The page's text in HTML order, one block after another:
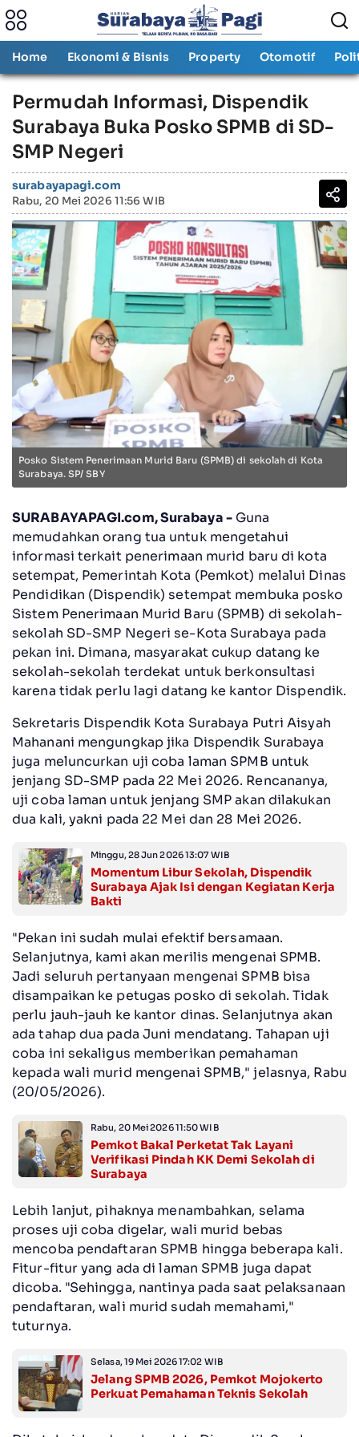
Home Ekonomi & Bisnis Property Otomotif
Permudah Informasi, Dispendik
Surabaya Buka Posko SPMB di SD-
SMP Negeri
surabayapagi.com
Rabu, 20 Mei 2026 11:56 WIB
Posko Sistem Penerimaan Murid Baru (SPMB) di sekolah di Kota
Surabaya. SP/ SBY
SURABAYAPAGI.com, Surabaya -Guna
memudahkan orang tua untuk mengetahui
informasi terkait penerimaan murid baru di kota
setempat, Pemerintah Kota (Pemkot) melalui Dinas
Pendidikan (Dispendik) setempat membuka posko
Sistem Penerimaan Murid Baru (SPMB) di sekolah-
sekolah SD-SMP Negeri se-Kota Surabaya pada
pekan ini. Dimana, masyarakat cukup datang ke
sekolah-sekolah terdekat untuk berkonsultasi
karena tidak perlu lagi datang ke kantor Dispendik.
Sekretaris Dispendik Kota Surabaya Putri Aisyah
Mahanani mengungkap jika Dispendik Surabaya
juga meluncurkan uji coba laman SPMB untuk
jenjang SD-SMP pada 22 Mei 2026. Rencananya,
uji coba laman untuk jenjang SMP akan dilakukan
dua kali, yakni pada 22 Mei dan 28 Mei 2026.
Minggu, 28 Jun 2026 13:07 WIB
Momentum Libur Sekolah, Dispendik
Surabaya Ajak Isi dengan Kegiatan Kerja
Bakti
"Pekan ini sudah mulai efektif bersamaan.
Selanjutnya, kami akan merilis mengenai SPMB.
Jadi seluruh pertanyaan mengenai SPMB bisa
disampaikan ke petugas posko di sekolah. Tidak
perlu jauh-jauh ke kantor dinas. Selanjutnya akan
ada tahap dua pada Juni mendatang. Tahapan uji
coba ini sekaligus memberikan pemahaman
kepada wali murid mengenai SPMB," jelasnya, Rabu
(20/05/2026).
Rabu, 20 Mei 2026 11:50 WIB
Pemkot Bakal Perketat Tak Layani
Verifikasi Pindah KK Demi Sekolah di
Surabaya
Lebih lanjut, pihaknya menambahkan, selama
proses uji coba digelar, wali murid bebas
mencoba pendaftaran SPMB hingga beberapa kali.
Fitur-fitur yang ada di laman SPMB juga dapat
dicoba. "Sehingga, nantinya pada saat pelaksanaan
pendaftaran, wali murid sudah memahami,"
tuturnya.
Selasa, 19 Mei 2026 17:02 WIB
Jelang SPMB 2026, Pemkot Mojokerto
Perkuat Pemahaman Teknis Sekolah